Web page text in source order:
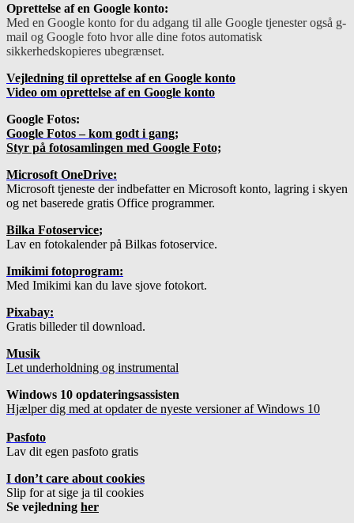
Oprettelse af en Google konto:
Med en Google konto for du adgang til alle Google tjenester også g-
mail og Google foto hvor alle dine fotos automatisk
sikkerhedskopieres ubegrænset.
Vejledning til oprettelse af en Google konto
Video om oprettelse af en Google konto
Google Fotos:
Google Fotos – kom godt i gang;
Styr på fotosamlingen med Google Foto;
Microsoft OneDrive:
Microsoft tjeneste der indbefatter en Microsoft konto, lagring i skyen
og net baserede gratis Office programmer.
Bilka Fotoservice;
Lav en fotokalender på Bilkas fotoservice.
Imikimi fotoprogram:
Med Imikimi kan du lave sjove fotokort.
Pixabay:
Gratis billeder til download.
Musik
Let underholdning og instrumental
Windows 10 opdateringsassisten
Hjælper dig med at opdater de nyeste versioner af Windows 10
Pasfoto
Lav dit egen pasfoto gratis
I don’t care about cookies
Slip for at sige ja til cookies
Se vejledning her